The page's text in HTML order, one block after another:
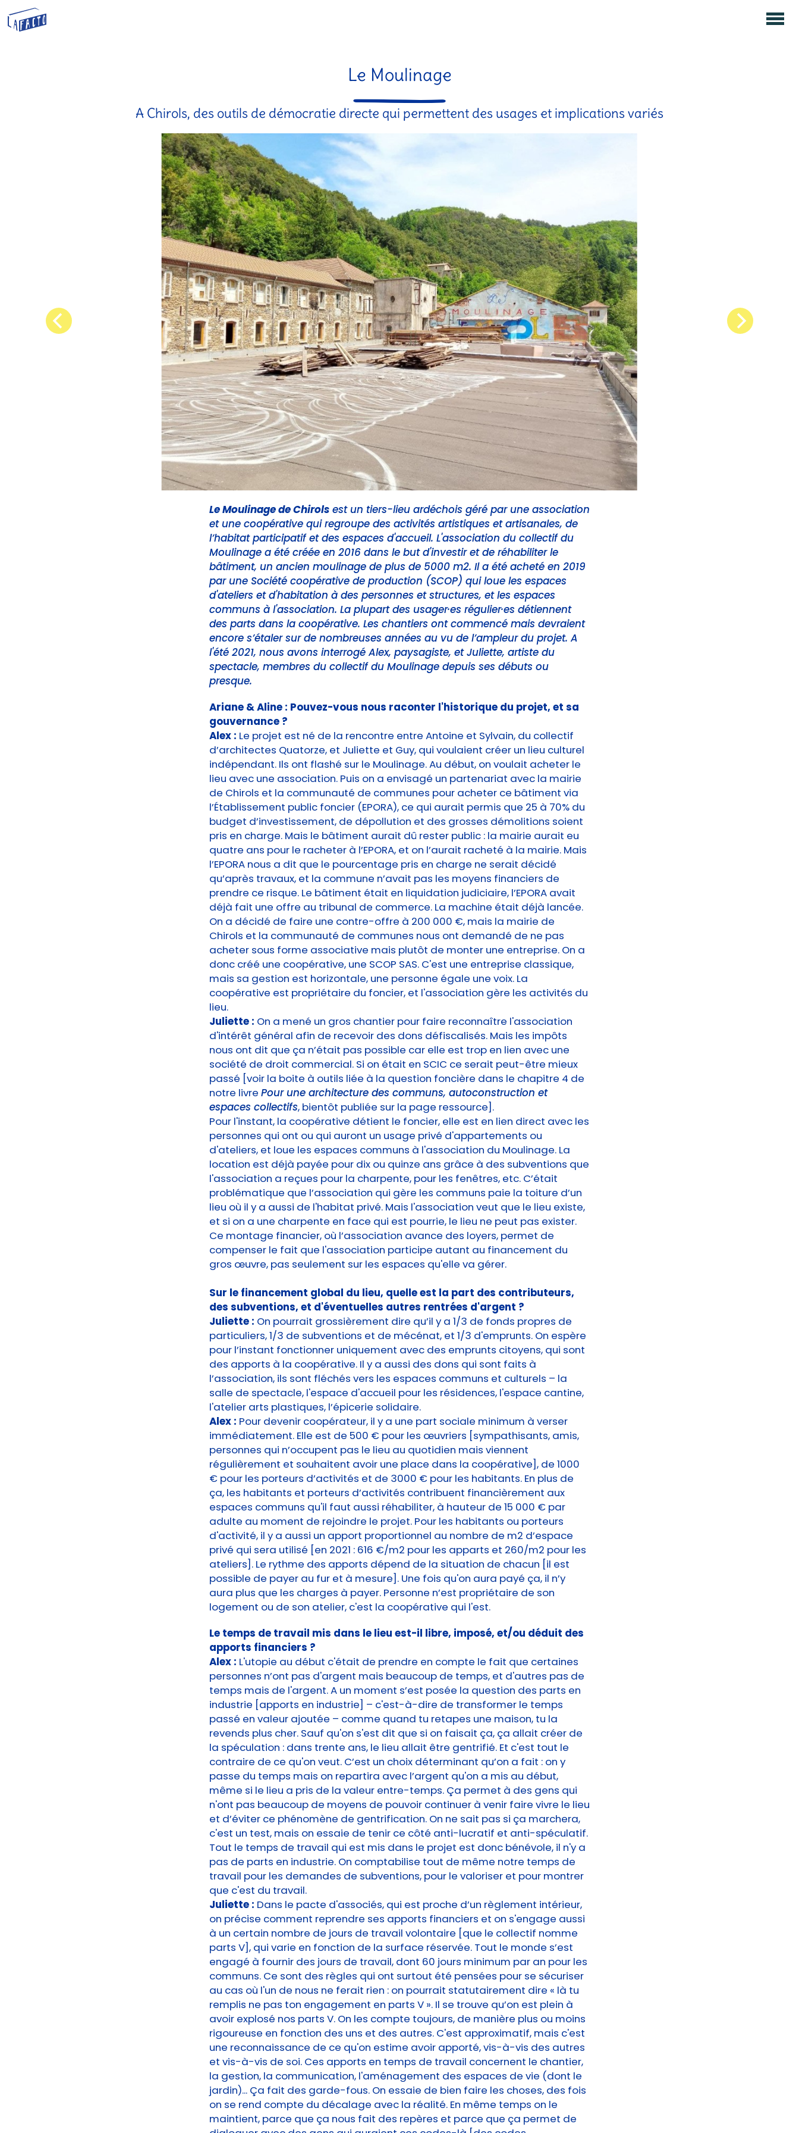
Le Moulinage
A Chirols, des outils de démocratie directe qui permettent des usages et implications variés
Le Moulinage de Chirols est un tiers-lieu ardéchois géré par une association
et une coopérative qui regroupe des activités artistiques et artisanales, de
l’habitat participatif et des espaces d'accueil. L'association du collectif du
Moulinage a été créée en 2016 dans le but d'investir et de réhabiliter le
bâtiment, un ancien moulinage de plus de 5000 m2. Il a été acheté en 2019
par une Société coopérative de production (SCOP) qui loue les espaces
d'ateliers et d'habitation à des personnes et structures, et les espaces
communs à l'association. La plupart des usager·es régulier·es détiennent
des parts dans la coopérative. Les chantiers ont commencé mais devraient
encore s’étaler sur de nombreuses années au vu de l’ampleur du projet. A
l'été 2021, nous avons interrogé Alex, paysagiste, et Juliette, artiste du
spectacle, membres du collectif du Moulinage depuis ses débuts ou
presque.
Ariane & Aline : Pouvez-vous nous raconter l'historique du projet, et sa
gouvernance ?
Alex : Le projet est né de la rencontre entre Antoine et Sylvain, du collectif
d’architectes Quatorze, et Juliette et Guy, qui voulaient créer un lieu culturel
indépendant. Ils ont flashé sur le Moulinage. Au début, on voulait acheter le
lieu avec une association. Puis on a envisagé un partenariat avec la mairie
de Chirols et la communauté de communes pour acheter ce bâtiment via
l’Établissement public foncier (EPORA), ce qui aurait permis que 25 à 70% du
budget d’investissement, de dépollution et des grosses démolitions soient
pris en charge. Mais le bâtiment aurait dû rester public : la mairie aurait eu
quatre ans pour le racheter à l’EPORA, et on l’aurait racheté à la mairie. Mais
l’EPORA nous a dit que le pourcentage pris en charge ne serait décidé
qu’après travaux, et la commune n’avait pas les moyens financiers de
prendre ce risque. Le bâtiment était en liquidation judiciaire, l’EPORA avait
déjà fait une offre au tribunal de commerce. La machine était déjà lancée.
On a décidé de faire une contre-offre à 200 000 €, mais la mairie de
Chirols et la communauté de communes nous ont demandé de ne pas
acheter sous forme associative mais plutôt de monter une entreprise. On a
donc créé une coopérative, une SCOP SAS. C'est une entreprise classique,
mais sa gestion est horizontale, une personne égale une voix. La
coopérative est propriétaire du foncier, et l'association gère les activités du
lieu.
Juliette : On a mené un gros chantier pour faire reconnaître l'association
d'intérêt général afin de recevoir des dons défiscalisés. Mais les impôts
nous ont dit que ça n’était pas possible car elle est trop en lien avec une
société de droit commercial. Si on était en SCIC ce serait peut-être mieux
passé [voir la boite à outils liée à la question foncière dans le chapitre 4 de
notre livre Pour une architecture des communs, autoconstruction et
espaces collectifs, bientôt publiée sur la page ressource].
Pour l'instant, la coopérative détient le foncier, elle est en lien direct avec les
personnes qui ont ou qui auront un usage privé d'appartements ou
d'ateliers, et loue les espaces communs à l'association du Moulinage. La
location est déjà payée pour dix ou quinze ans grâce à des subventions que
l'association a reçues pour la charpente, pour les fenêtres, etc. C’était
problématique que l’association qui gère les communs paie la toiture d’un
lieu où il y a aussi de l'habitat privé. Mais l'association veut que le lieu existe,
et si on a une charpente en face qui est pourrie, le lieu ne peut pas exister.
Ce montage financier, où l’association avance des loyers, permet de
compenser le fait que l'association participe autant au financement du
gros œuvre, pas seulement sur les espaces qu'elle va gérer.
Sur le financement global du lieu, quelle est la part des contributeurs,
des subventions, et d'éventuelles autres rentrées d'argent ?
Juliette : On pourrait grossièrement dire qu’il y a 1/3 de fonds propres de
particuliers, 1/3 de subventions et de mécénat, et 1/3 d'emprunts. On espère
pour l’instant fonctionner uniquement avec des emprunts citoyens, qui sont
des apports à la coopérative. Il y a aussi des dons qui sont faits à
l’association, ils sont fléchés vers les espaces communs et culturels – la
salle de spectacle, l'espace d'accueil pour les résidences, l'espace cantine,
l'atelier arts plastiques, l’épicerie solidaire.
Alex : Pour devenir coopérateur, il y a une part sociale minimum à verser
immédiatement. Elle est de 500 € pour les œuvriers [sympathisants, amis,
personnes qui n’occupent pas le lieu au quotidien mais viennent
régulièrement et souhaitent avoir une place dans la coopérative], de 1000
€ pour les porteurs d’activités et de 3000 € pour les habitants. En plus de
ça, les habitants et porteurs d’activités contribuent financièrement aux
espaces communs qu'il faut aussi réhabiliter, à hauteur de 15 000 € par
adulte au moment de rejoindre le projet. Pour les habitants ou porteurs
d'activité, il y a aussi un apport proportionnel au nombre de m2 d’espace
privé qui sera utilisé [en 2021 : 616 €/m2 pour les apparts et 260/m2 pour les
ateliers]. Le rythme des apports dépend de la situation de chacun [il est
possible de payer au fur et à mesure]. Une fois qu'on aura payé ça, il n’y
aura plus que les charges à payer. Personne n’est propriétaire de son
logement ou de son atelier, c'est la coopérative qui l'est.
Le temps de travail mis dans le lieu est-il libre, imposé, et/ou déduit des
apports financiers ?
Alex : L'utopie au début c'était de prendre en compte le fait que certaines
personnes n’ont pas d'argent mais beaucoup de temps, et d'autres pas de
temps mais de l'argent. A un moment s’est posée la question des parts en
industrie [apports en industrie] – c'est-à-dire de transformer le temps
passé en valeur ajoutée – comme quand tu retapes une maison, tu la
revends plus cher. Sauf qu'on s'est dit que si on faisait ça, ça allait créer de
la spéculation : dans trente ans, le lieu allait être gentrifié. Et c'est tout le
contraire de ce qu'on veut. C’est un choix déterminant qu’on a fait : on y
passe du temps mais on repartira avec l’argent qu'on a mis au début,
même si le lieu a pris de la valeur entre-temps. Ça permet à des gens qui
n'ont pas beaucoup de moyens de pouvoir continuer à venir faire vivre le lieu
et d’éviter ce phénomène de gentrification. On ne sait pas si ça marchera,
c'est un test, mais on essaie de tenir ce côté anti-lucratif et anti-spéculatif.
Tout le temps de travail qui est mis dans le projet est donc bénévole, il n'y a
pas de parts en industrie. On comptabilise tout de même notre temps de
travail pour les demandes de subventions, pour le valoriser et pour montrer
que c'est du travail.
Juliette : Dans le pacte d'associés, qui est proche d’un règlement intérieur,
on précise comment reprendre ses apports financiers et on s'engage aussi
à un certain nombre de jours de travail volontaire [que le collectif nomme
parts V], qui varie en fonction de la surface réservée. Tout le monde s’est
engagé à fournir des jours de travail, dont 60 jours minimum par an pour les
communs. Ce sont des règles qui ont surtout été pensées pour se sécuriser
au cas où l'un de nous ne ferait rien : on pourrait statutairement dire « là tu
remplis ne pas ton engagement en parts V ». Il se trouve qu’on est plein à
avoir explosé nos parts V. On les compte toujours, de manière plus ou moins
rigoureuse en fonction des uns et des autres. C'est approximatif, mais c'est
une reconnaissance de ce qu'on estime avoir apporté, vis-à-vis des autres
et vis-à-vis de soi. Ces apports en temps de travail concernent le chantier,
la gestion, la communication, l'aménagement des espaces de vie (dont le
jardin)... Ça fait des garde-fous. On essaie de bien faire les choses, des fois
on se rend compte du décalage avec la réalité. En même temps on le
maintient, parce que ça nous fait des repères et parce que ça permet de